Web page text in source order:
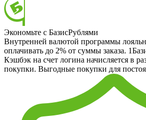
Экономьте с БазисРублями
Внутренней валютой программы
оплачивать до 2% от суммы заказа.
Кэшбэк на счет логина начисляется в
покупки. Выгодные покупки для